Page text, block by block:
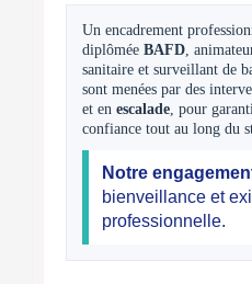
Un encadrement
diplômée BAFD,
sanitaire et surveillant de
sont menées par des
et en escalade, pour
confiance tout au long du
Notre
bienveillance et
professionnelle.